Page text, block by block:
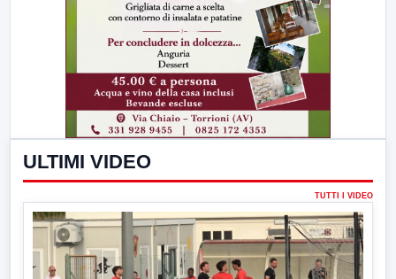
ULTIMI VIDEO
TUTTI I VIDEO